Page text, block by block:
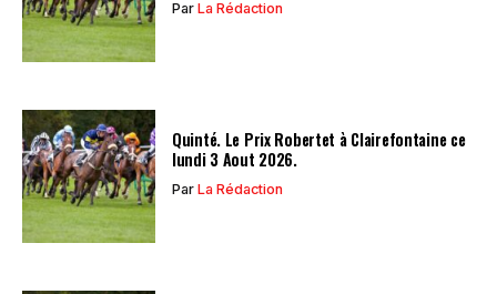
Par La Rédaction
Quinté. Le Prix Robertet à Clairefontaine ce
lundi 3 Aout 2026.
Par La Rédaction